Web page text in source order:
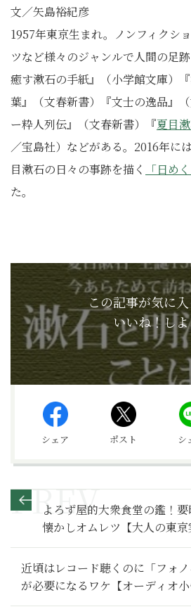
文／矢島裕紀彦
1957年東京生まれ。ノンフィクシ
ツなど様々のジャンルで人間の足
癒す漱石の手紙』（小学館文庫）
葉』（文春新書）『文士の逸品』
ー粋人列伝』（文春新書）『夏目
／宝島社）などがある。2016年に
目漱石の日々の事跡を描く
「日め
た。
この記事が気に
いいね！し
シェア ポスト シ
よろず屋的大衆食堂の鑑！
懐かしオムレツ【大人の東京
近頃はレコード聴くのに「フォノ
が必要になるワケ【オーディオ
誌 第３回】